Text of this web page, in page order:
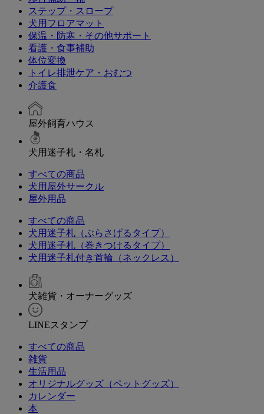
ステップ・スロープ
犬用フロアマット
保温・防寒・その他サポート
看護・食事補助
体位変換
トイレ排泄ケア・おむつ
介護食
屋外飼育ハウス
犬用迷子札・名札
すべての商品
犬用屋外サークル
屋外用品
すべての商品
犬用迷子札（ぶらさげるタイプ）
犬用迷子札（巻きつけるタイプ）
犬用迷子札付き首輪（ネックレス）
犬雑貨・オーナーグッズ
LINEスタンプ
すべての商品
雑貨
生活用品
オリジナルグッズ（ペットグッズ）
カレンダー
本